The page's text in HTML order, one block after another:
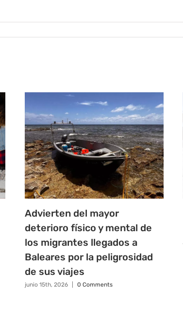
Advierten del mayor
deterioro físico y mental de
los migrantes llegados a
Baleares por la peligrosidad
de sus viajes
junio 15th, 2026 0 Comments